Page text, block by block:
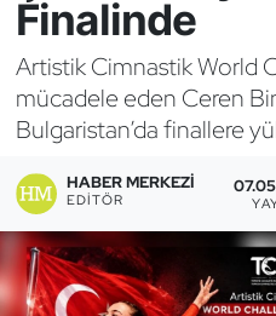
Finalinde
Artistik Cimnastik World
mücadele eden Ceren
Bulgaristan’da finallere
HABER MERKEZI
EDITÖR
Bocce Bowling Dart
Boks
Briç
Buz Hokeyi
Buz Pateni